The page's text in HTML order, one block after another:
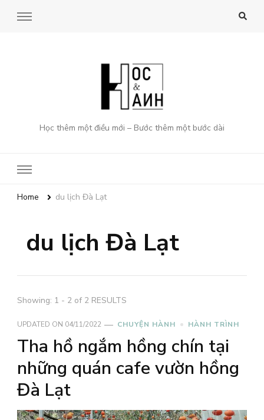
Học thêm một điều mới – Bước thêm một bước dài
Home du lịch Đà Lạt
du lịch Đà Lạt
Showing: 1 - 2 of 2 RESULTS
UPDATED ON 04/11/2022 CHUYỆN HÀNH HÀNH TRÌNH
Tha hồ ngắm hồng chín tại
những quán cafe vườn hồng
Đà Lạt